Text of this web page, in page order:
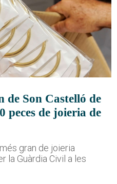
de Son Castelló de
peces de joieria de
gran de joieria
la Guàrdia Civil a les